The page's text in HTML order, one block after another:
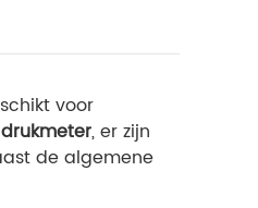
voor
, er zijn
de algemene